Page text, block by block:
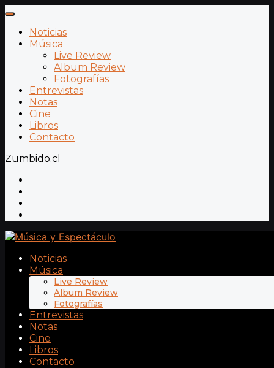
Noticias
Música
Live Review
Album Review
Fotografías
Entrevistas
Notas
Cine
Libros
Contacto
Zumbido.cl
Noticias
Música
Live Review
Album Review
Fotografías
Entrevistas
Notas
Cine
Libros
Contacto